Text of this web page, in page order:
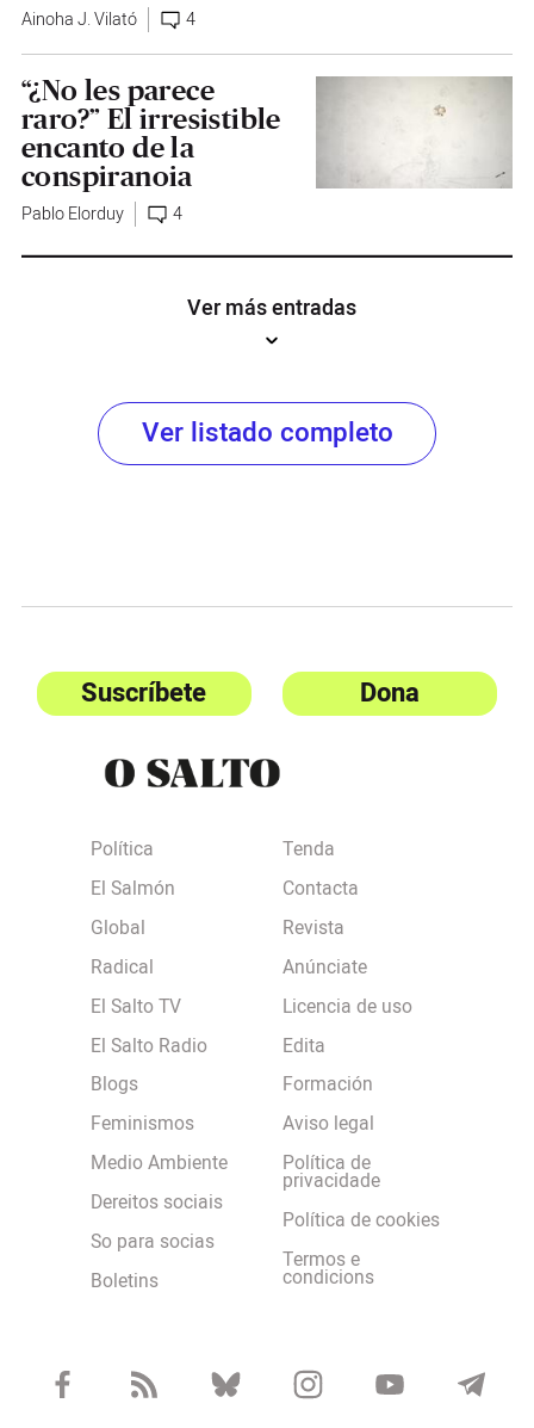
Ainoha J. Vilató 4
“¿No les parece
raro?” El irresistible
encanto de la
conspiranoia
Pablo Elorduy 4
Ver más entradas
Ver listado completo
Suscríbete Dona
Política
El Salmón
Global
Radical
El Salto TV
El Salto Radio
Blogs
Feminismos
Medio Ambiente
Dereitos sociais
So para socias
Boletins
Tenda
Contacta
Revista
Anúnciate
Licencia de uso
Edita
Formación
Aviso legal
Política de
privacidade
Política de cookies
Termos e
condicions